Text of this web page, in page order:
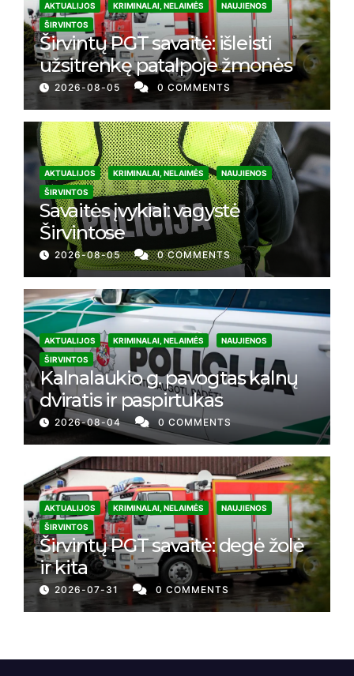
AKTUALIJOS KRIMINALAI, NELAIMĖS
NAUJIENOS
ŠIRVINTOS
Širvintų PGT savaitė: išleisti
užsitrenkę patalpoje žmonės
2026-08-05 0 COMMENTS
AKTUALIJOS KRIMINALAI, NELAIMĖS
NAUJIENOS
ŠIRVINTOS
Savaitės įvykiai: vagystė
Širvintose
2026-08-05 0 COMMENTS
AKTUALIJOS KRIMINALAI, NELAIMĖS
NAUJIENOS
ŠIRVINTOS
Kalnalaukio g. pavogtas kalnų
dviratis ir paspirtukas
2026-08-04 0 COMMENTS
AKTUALIJOS KRIMINALAI, NELAIMĖS
NAUJIENOS
ŠIRVINTOS
Širvintų PGT savaitė: degė žolė
ir kita
2026-07-31 0 COMMENTS